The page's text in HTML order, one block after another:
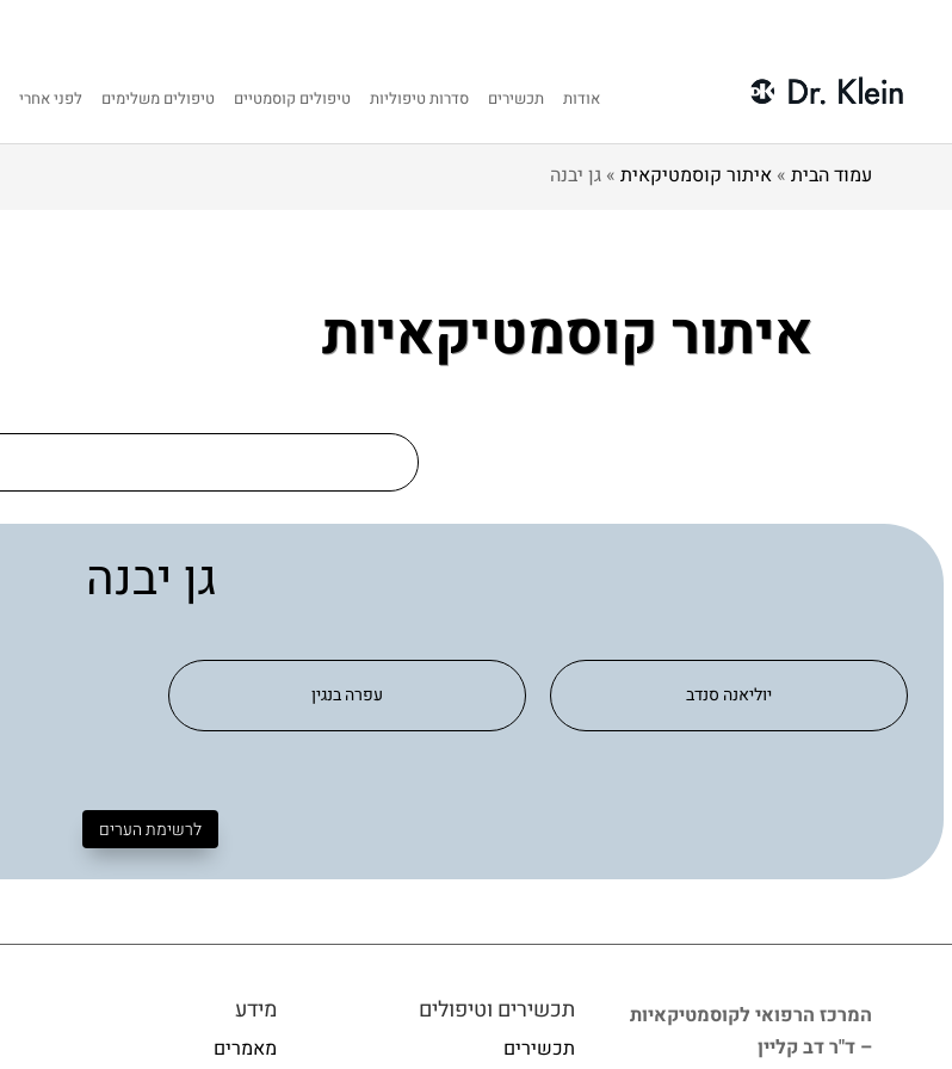
אודות תכשירים סדרות טיפוליות טיפולים קוסמטיים טיפולים משלימים לפני אחרי
עמוד הבית »איתור קוסמטיקאית »גן יבנה
איתור קוסמטיקאיות
גן יבנה
יוליאנה סנדב עפרה בנגין
לרשימת הערים
מידע
מאמרים
תכשירים וטיפולים
תכשירים
המרכז הרפואי לקוסמטיקאיות
– ד"ר דב קליין